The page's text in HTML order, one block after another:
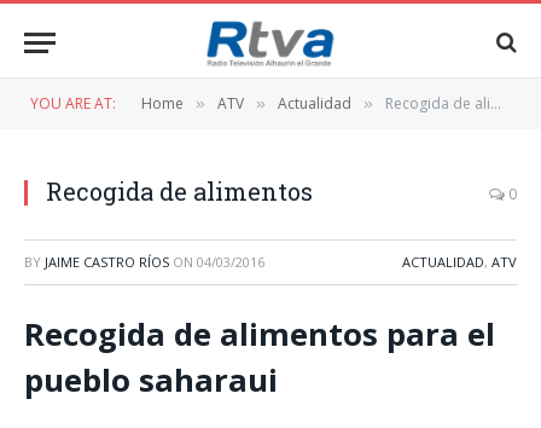
YOU ARE AT: Home » ATV » Actualidad » Recogida de alimentos
Recogida de alimentos 0
BY JAIME CASTRO RÍOS ON 04/03/2016 ACTUALIDAD, ATV
Recogida de alimentos para el
pueblo saharaui